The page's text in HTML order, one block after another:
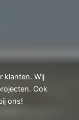
klanten. Wij
Ook
ons!